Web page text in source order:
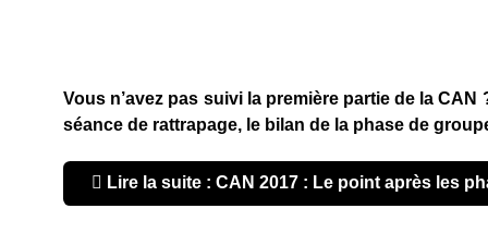
Vous n’avez pas suivi la première partie de la
séance de rattrapage, le bilan de la phase de
Lire la suite : CAN 2017 : Le point après les